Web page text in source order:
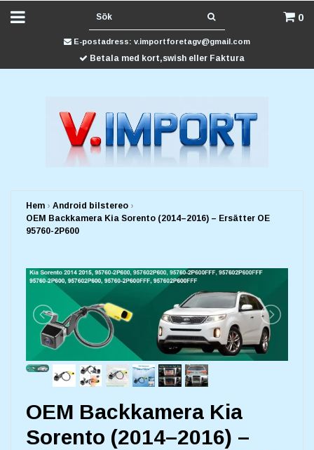
0
E-postadress: v.importforetagv@gmail.com
Betala med kort,swish eller Faktura
Hem › Android bilstereo ›
OEM Backkamera Kia Sorento (2014–2016) – Ersätter OE
95760-2P600
OEM Backkamera Kia
Sorento (2014–2016) –